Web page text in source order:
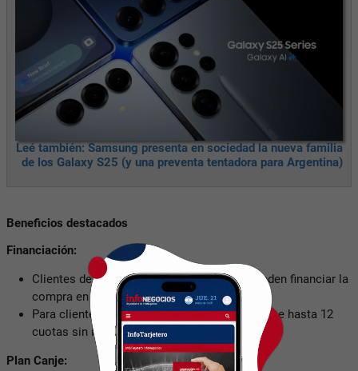
Leé también: Samsung presenta en sociedad la nueva familia
de los Galaxy S25 (y una preventa tentadora para Argentina)
Beneficios destacados
Financiación:
Clientes de Santander con tarjetas VISA pueden financiar la
compra en hasta 18 cuotas sin interés.
Para clientes de otros bancos, Samsung ofrece hasta 12
cuotas sin interés.
Plan Canje: